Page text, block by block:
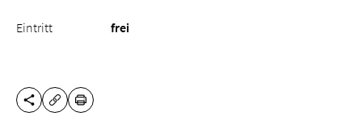
Eintritt frei
DIESE SEITE TEILEN
URL KOPIEREN
DRUCKEN